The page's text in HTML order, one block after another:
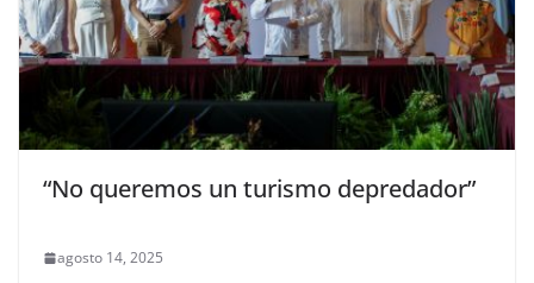
“No queremos un turismo depredador”
agosto 14, 2025